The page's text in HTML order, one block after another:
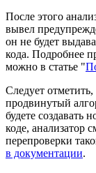
После этого
вывел
он не будет
кода. Подробнее
можно в статье "
Следует отметить,
продвинутый
будете создавать
коде, анализатор
перепроверки
в документации.